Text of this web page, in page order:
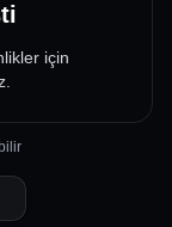
için